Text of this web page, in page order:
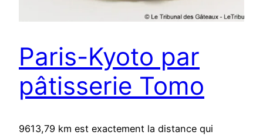
Paris-Kyoto par
pâtisserie Tomo
9613,79 km est exactement la distance qui